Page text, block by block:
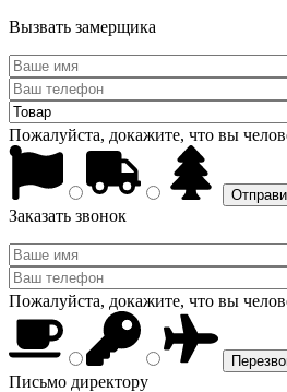
Вызвать замерщика
Пожалуйста, докажите, что вы
Заказать звонок
Пожалуйста, докажите, что вы
Письмо директору